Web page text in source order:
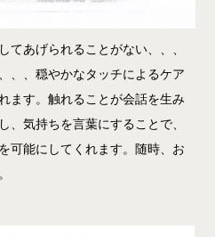
てあげられることがない、、、
、、穏やかなタッチによるケア
ます。触れることが会話を生み
、気持ちを言葉にすることで、
可能にしてくれます。随時、お